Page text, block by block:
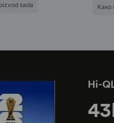
sada Како
Hi-